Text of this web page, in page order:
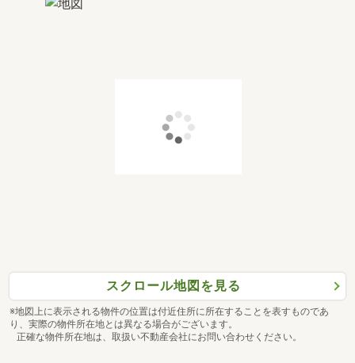
スクロール地図を見る
※地図上に表示される物件の位置は付近住所に所在することを表すものであ
り、実際の物件所在地とは異なる場合がございます。
正確な物件所在地は、取扱い不動産会社にお問い合わせください。